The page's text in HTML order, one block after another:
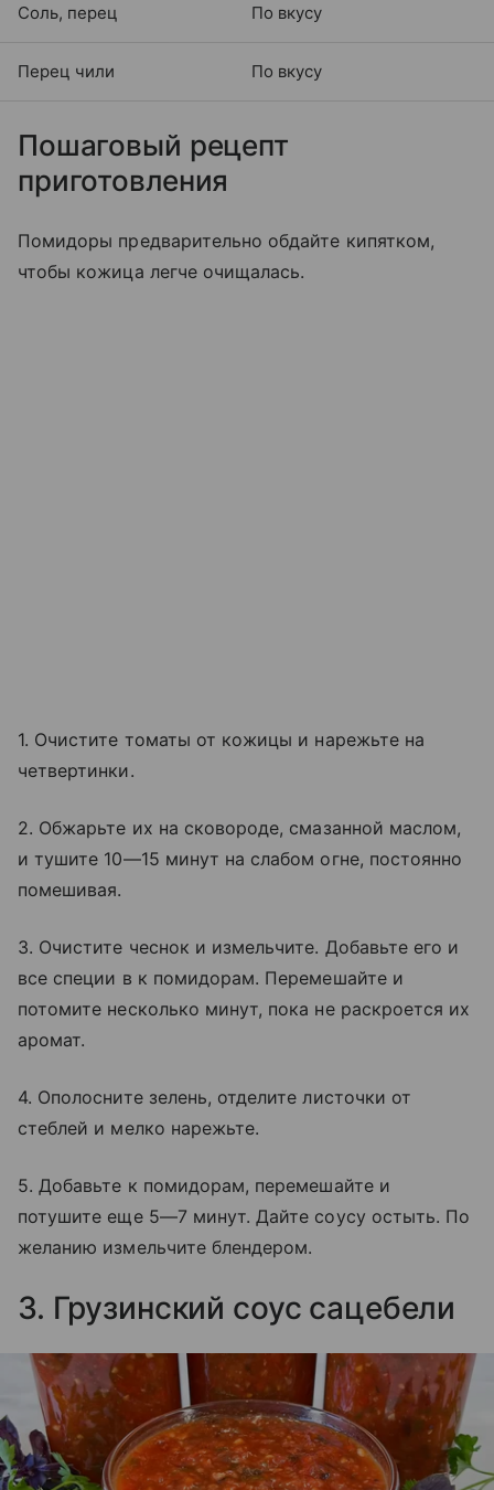
Соль, перец По вкусу
Перец чили По вкусу
Пошаговый рецепт
приготовления
Помидоры предварительно обдайте кипятком,
чтобы кожица легче очищалась.
1. Очистите томаты от кожицы и нарежьте на
четвертинки.
2. Обжарьте их на сковороде, смазанной маслом,
и тушите 10—15 минут на слабом огне, постоянно
помешивая.
3. Очистите чеснок и измельчите. Добавьте его и
все специи в к помидорам. Перемешайте и
потомите несколько минут, пока не раскроется их
аромат.
4. Ополосните зелень, отделите листочки от
стеблей и мелко нарежьте.
5. Добавьте к помидорам, перемешайте и
потушите еще 5—7 минут. Дайте соусу остыть. По
желанию измельчите блендером.
3. Грузинский соус сацебели